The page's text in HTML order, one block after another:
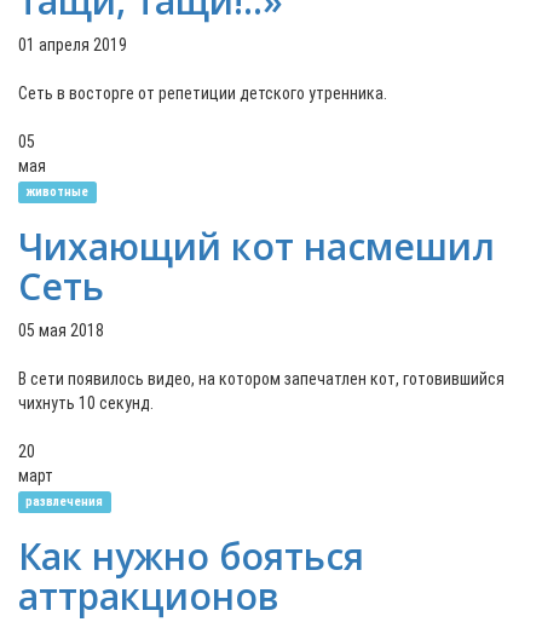
01 апреля 2019
Сеть в восторге от репетиции детского утренника.
05
мая
животные
Чихающий кот насмешил
Сеть
05 мая 2018
В сети появилось видео, на котором запечатлен кот, готовившийся
чихнуть 10 секунд.
20
март
развлечения
Как нужно бояться
аттракционов